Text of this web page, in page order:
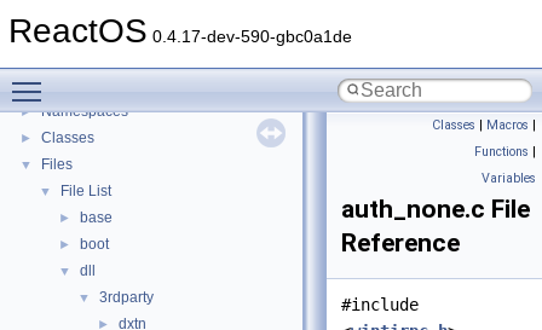
ReactOS 0.4.17-dev-590-gbc0a1de
Todo List
►
► Namespaces
► Classes
▼ Files
▼ File List
► base
► boot
▼ dll
▼ 3rdparty
► dxtn
Classes | Macros |
Functions |
Variables
auth_none.c File
Reference
#include